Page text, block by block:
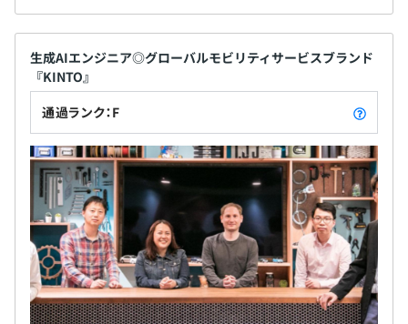
生成AIエンジニア◎グローバルモビリティサービスブランド
『KINTO』
通過ランク：F